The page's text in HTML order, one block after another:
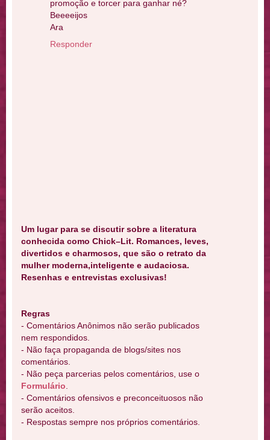
promoção e torcer para ganhar né?
Beeeeijos
Ara
Responder
Um lugar para se discutir sobre a literatura
conhecida como Chick–Lit. Romances, leves,
divertidos e charmosos, que são o retrato da
mulher moderna,inteligente e audaciosa.
Resenhas e entrevistas exclusivas!
Regras
- Comentários Anônimos não serão publicados
nem respondidos.
- Não faça propaganda de blogs/sites nos
comentários.
- Não peça parcerias pelos comentários, use o
Formulário.
- Comentários ofensivos e preconceituosos não
serão aceitos.
- Respostas sempre nos próprios comentários.